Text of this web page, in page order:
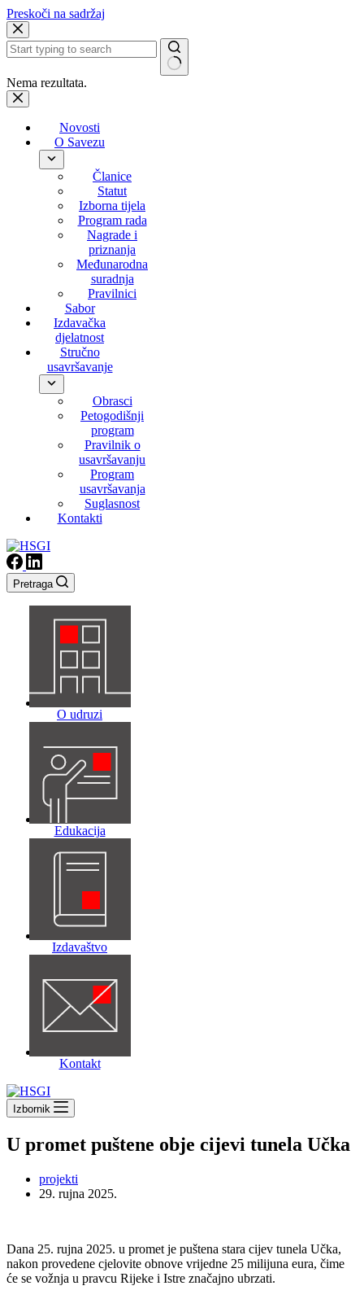
Preskoči na sadržaj
Nema rezultata.
Novosti
O Savezu
Članice
Statut
Izborna tijela
Program rada
Nagrade i
priznanja
Međunarodna
suradnja
Pravilnici
Sabor
Izdavačka
djelatnost
Stručno
usavršavanje
Obrasci
Petogodišnji
program
Pravilnik o
usavršavanju
Program
usavršavanja
Suglasnost
Kontakti
Pretraga
O udruzi
Edukacija
Izdavaštvo
Kontakt
Izbornik
U promet puštene obje cijevi tunela Učka
projekti
29. rujna 2025.
Dana 25. rujna 2025. u promet je puštena stara cijev tunela Učka,
nakon provedene cjelovite obnove vrijedne 25 milijuna eura, čime
će se vožnja u pravcu Rijeke i Istre značajno ubrzati.